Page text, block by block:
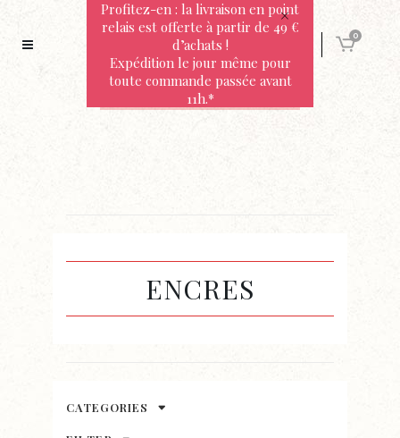
0
ENCRES
CATEGORIES
Profitez-en : la livraison en point
relais est offerte à partir de 49 €
d’achats !
Expédition le jour même pour
toute commande passée avant
11h.*